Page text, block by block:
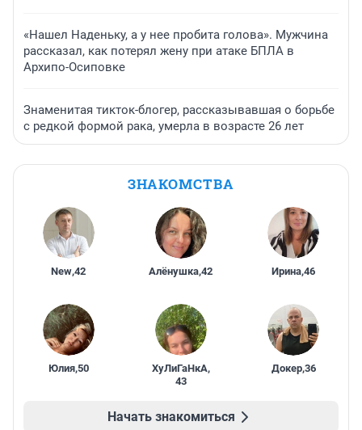
«Нашел Наденьку, а у нее пробита голова». Мужчина
рассказал, как потерял жену при атаке БПЛА в
Архипо-Осиповке
Знаменитая тикток-блогер, рассказывавшая о борьбе
с редкой формой рака, умерла в возрасте 26 лет
ЗНАКОМСТВА
New,42 Алёнушка,42 Ирина,46
Юлия,50 ХуЛиГаНкА,
43
Докер,36
Начать знакомиться